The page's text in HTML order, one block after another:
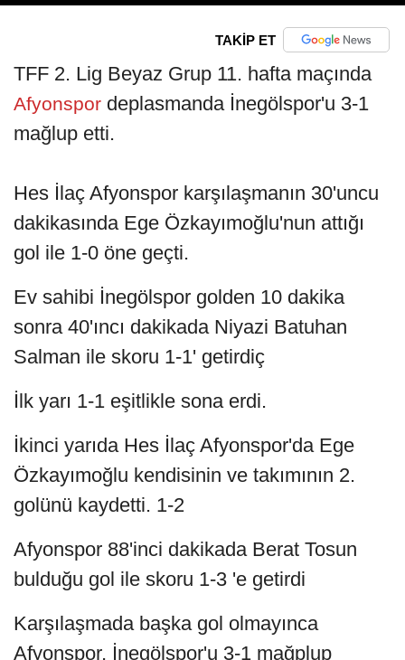
TAKİP ET
TFF 2. Lig Beyaz Grup 11. hafta maçında
Afyonspor deplasmanda İnegölspor'u 3-1
mağlup etti.
Hes İlaç Afyonspor karşılaşmanın 30'uncu
dakikasında Ege Özkayımoğlu'nun attığı
gol ile 1-0 öne geçti.
Ev sahibi İnegölspor golden 10 dakika
sonra 40'ıncı dakikada Niyazi Batuhan
Salman ile skoru 1-1' getirdiç
İlk yarı 1-1 eşitlikle sona erdi.
İkinci yarıda Hes İlaç Afyonspor'da Ege
Özkayımoğlu kendisinin ve takımının 2.
golünü kaydetti. 1-2
Afyonspor 88'inci dakikada Berat Tosun
bulduğu gol ile skoru 1-3 'e getirdi
Karşılaşmada başka gol olmayınca
Afyonspor, İnegölspor'u 3-1 mağplup